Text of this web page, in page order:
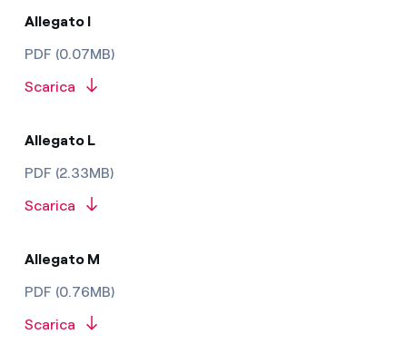
Allegato I
PDF (0.07MB)
Scarica
Allegato L
PDF (2.33MB)
Scarica
Allegato M
PDF (0.76MB)
Scarica